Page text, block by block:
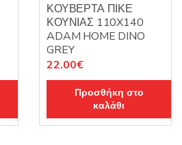
ΚΟΥΒΕΡΤΑ ΠΙΚΕ
ΚΟΥΝΙΑΣ 110X140
ADAM HOME DINO
GREY
22.00€
Προσθήκη στο
καλάθι